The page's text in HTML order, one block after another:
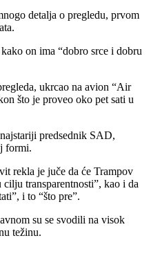
detalja o pregledu, prvom
on ima “dobro srce i dobru
ukrcao na avion “Air
što je proveo oko pet sati u
predsednik SAD,
formi.
rekla je juče da će Trampov
transparentnosti”, kao i da
i to “što pre”.
su se svodili na visok
težinu.